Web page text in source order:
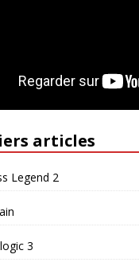
articles
Legend 2
3